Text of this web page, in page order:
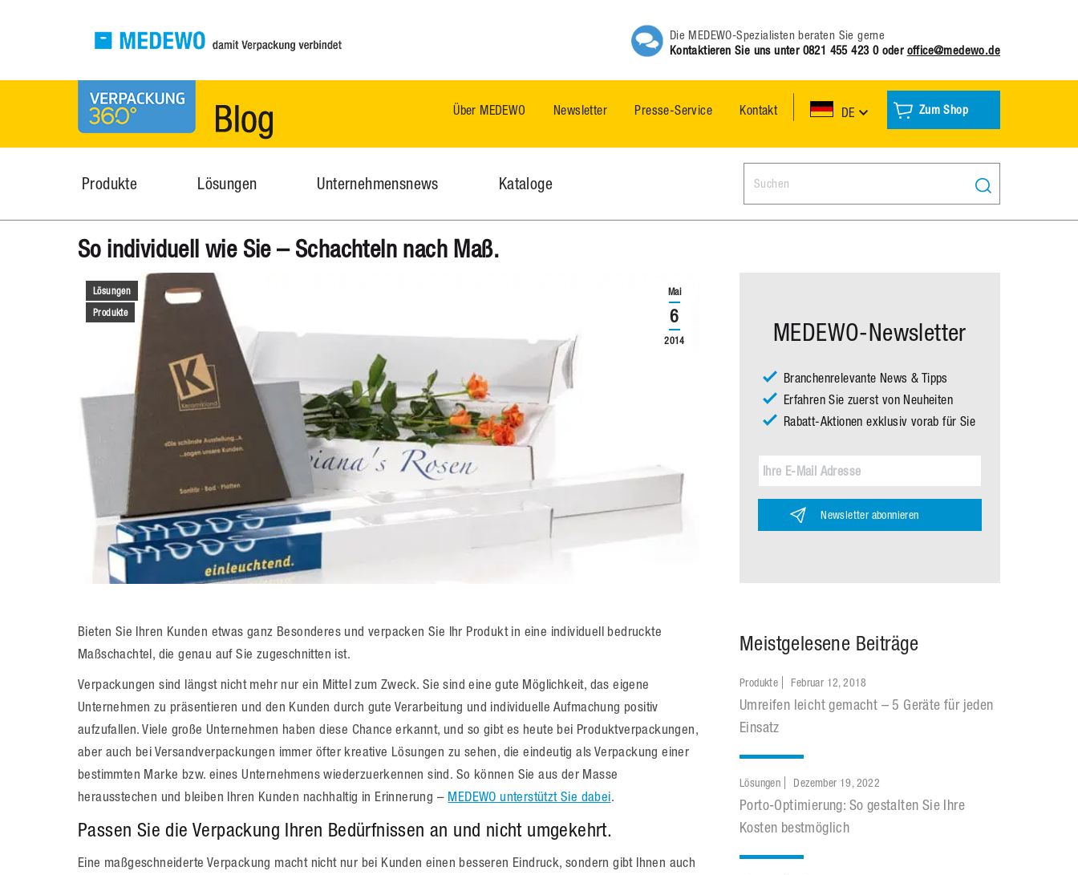
Die MEDEWO-Spezialisten beraten Sie gerne
Kontaktieren Sie uns unter 0821 455 423 0oder office@medewo.de
MEDEWO Verpackungen
News Über MEDEWO Newsletter Presse-Service Kontakt DE Zum Shop
Produkte Lösungen Unternehmensnews Kataloge
So individuell wie Sie – Schachteln nach Maß.
Mai
6
2014
Lösungen
Produkte
Bieten Sie Ihren Kunden etwas ganz Besonderes und verpacken Sie Ihr Produkt in eine individuell bedruckte
Maßschachtel, die genau auf Sie zugeschnitten ist.
Verpackungen sind längst nicht mehr nur ein Mittel zum Zweck. Sie sind eine gute Möglichkeit, das eigene
Unternehmen zu präsentieren und den Kunden durch gute Verarbeitung und individuelle Aufmachung positiv
aufzufallen. Viele große Unternehmen haben diese Chance erkannt, und so gibt es heute bei Produktverpackungen,
aber auch bei Versandverpackungen immer öfter kreative Lösungen zu sehen, die eindeutig als Verpackung einer
bestimmten Marke bzw. eines Unternehmens wiederzuerkennen sind. So können Sie aus der Masse
herausstechen und bleiben Ihren Kunden nachhaltig in Erinnerung – MEDEWO unterstützt Sie dabei.
Passen Sie die Verpackung Ihren Bedürfnissen an und nicht umgekehrt.
Eine maßgeschneiderte Verpackung macht nicht nur bei Kunden einen besseren Eindruck, sondern gibt Ihnen auch
MEDEWO-Newsletter
Branchenrelevante News & Tipps
Erfahren Sie zuerst von Neuheiten
Rabatt-Aktionen exklusiv vorab für Sie
Newsletter abonnieren
Meistgelesene Beiträge
Produkte Februar 12, 2018
Umreifen leicht gemacht – 5 Geräte für jeden
Einsatz
Lösungen Dezember 19, 2022
Porto-Optimierung: So gestalten Sie Ihre
Kosten bestmöglich